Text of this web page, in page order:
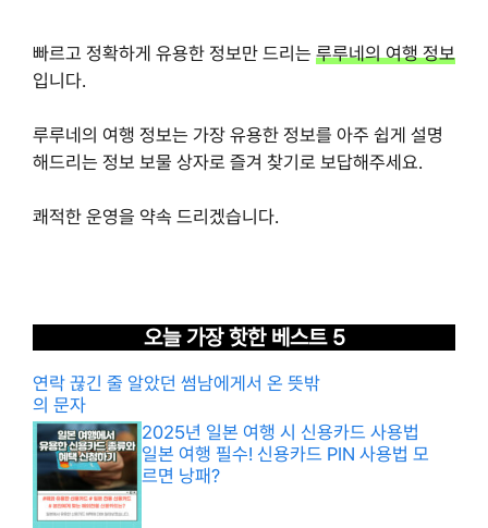
빠르고 정확하게 유용한 정보만 드리는 루루네의 여행 정보
입니다.
루루네의 여행 정보는 가장 유용한 정보를 아주 쉽게 설명
해드리는 정보 보물 상자로 즐겨 찾기로 보답해주세요.
쾌적한 운영을 약속 드리겠습니다.
오늘 가장 핫한 베스트 5
연락 끊긴 줄 알았던 썸남에게서 온 뜻밖
의 문자
2025년 일본 여행 시 신용카드 사용법
일본 여행 필수! 신용카드 PIN 사용법 모
르면 낭패?